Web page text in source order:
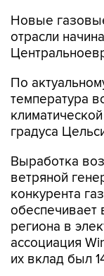
Новые
отрасли
По
температура
градуса
Выработка
ветряной
конкурента
обеспечивает
региона в
ассоциация
их вклад был